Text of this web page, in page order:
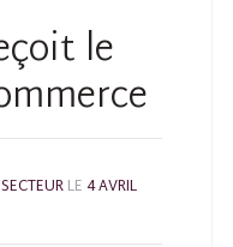
le
SECTEURLE4 AVRIL